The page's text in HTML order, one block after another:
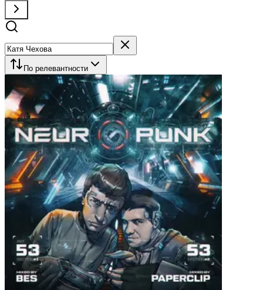
По релевантности